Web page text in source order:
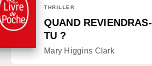
THRILLER
QUAND REVIENDRAS-
TU ?
Mary Higgins Clark